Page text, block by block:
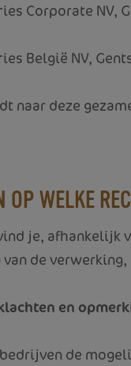
Corporate NV,
België NV,
naar deze
OP WELKE
je, afhankelijk
van de
en
de